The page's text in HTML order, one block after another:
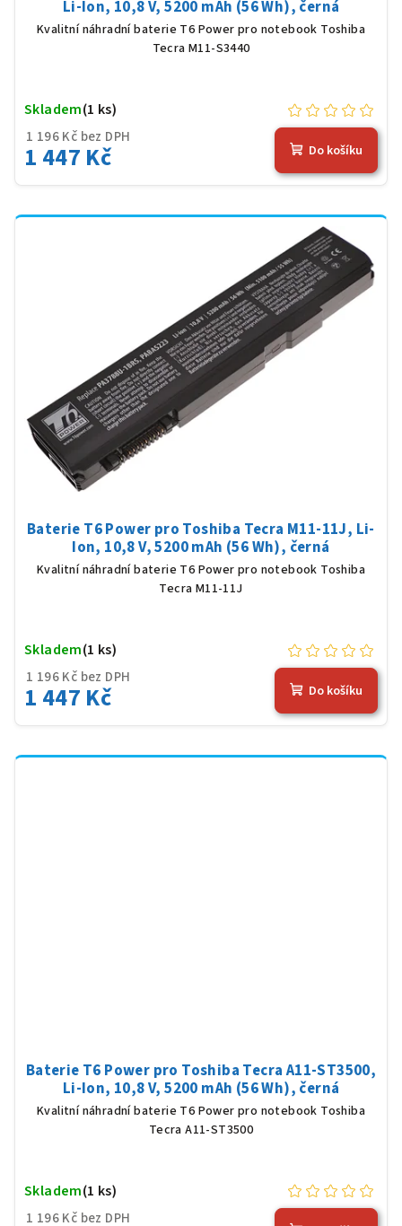
Li-Ion, 10,8 V, 5200 mAh (56 Wh), černá
Kvalitní náhradní baterie T6 Power pro notebook Toshiba
Tecra M11-S3440
1 196 Kč bez DPH
1 447 Kč
Skladem(1 ks)
Do košíku
Baterie T6 Power pro Toshiba Tecra M11-11J, Li-
Ion, 10,8 V, 5200 mAh (56 Wh), černá
Kvalitní náhradní baterie T6 Power pro notebook Toshiba
Tecra M11-11J
1 196 Kč bez DPH
1 447 Kč
Skladem(1 ks)
Do košíku
Baterie T6 Power pro Toshiba Tecra A11-ST3500,
Li-Ion, 10,8 V, 5200 mAh (56 Wh), černá
Kvalitní náhradní baterie T6 Power pro notebook Toshiba
Tecra A11-ST3500
1 196 Kč bez DPH
Skladem(1 ks)